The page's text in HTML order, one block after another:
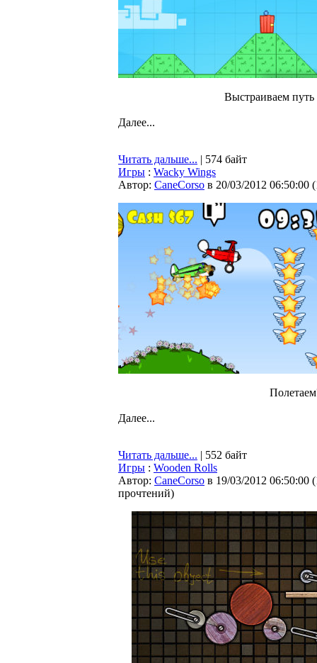
Выстраиваем
Далее...
Читать дальше... | 574 байт
Игры : Wacky Wings
Автор: CaneCorso в 20/03/2012 06:50:00 (
Далее...
Читать дальше... | 552 байт
Игры : Wooden Rolls
Автор: CaneCorso в 19/03/2012 06:50:00 (
прочтений)